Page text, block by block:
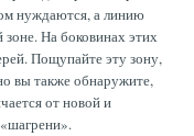
нуждаются, а линию
На боковинах этих
Пощупайте эту зону,
вы также обнаружите,
от новой и